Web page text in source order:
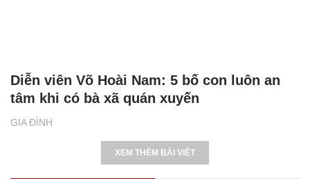
GIA ĐÌNH
Diễn viên Võ Hoài Nam: 5 bố con luôn an
tâm khi có bà xã quán xuyến
XEM THÊM BÀI VIẾT